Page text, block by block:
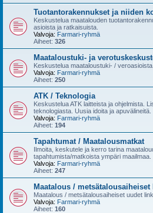
Tuotantorakennukset ja niiden
Keskustelua maatalouden
asioista ja ratkaisuista.
Valvoja: Farmari-ryhmä
Aiheet: 326
Maataloustuki- ja
Keskustelua maataloustuki- / veroasioista.
Valvoja: Farmari-ryhmä
Aiheet: 250
ATK / Teknologia
Keskustelua ATK laitteista ja ohjelmista.
teknologiasta. Uusia idoita ja apuvälineitä.
Valvoja: Farmari-ryhmä
Aiheet: 194
Tapahtumat / Maatalousmatkat
Ilmoita, keskutele ja kerro tarina
tapahtumista/matkoista ympäri maailmaa.
Valvoja: Farmari-ryhmä
Aiheet: 247
Maatalous /
Maatalous / metsätalousaiheiset uudet
Valvoja: Farmari-ryhmä
Aiheet: 160